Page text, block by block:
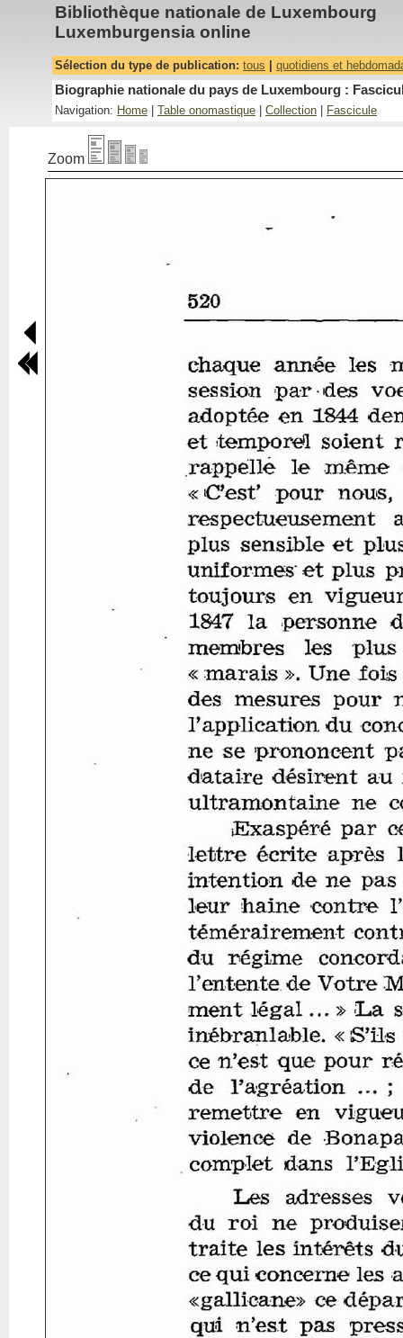
Bibliothèque nationale de Luxembourg
Luxemburgensia online
Sélection du type de publication: tous quotidiens et
Biographie nationale du pays de Luxembourg :
Navigation: Home Table onomastique Collection Fascicule
Zoom